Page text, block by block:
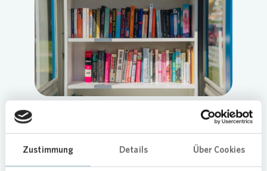
Zustimmung Details Über Cookies
Loading...
Bücher tauschen direkt im Quartier
Das Prinzip ist einfach: Wer ein Buch ausgelesen
oder aussortiert hat, stellt es in die „lesbar“ - und
kann sich dort kostenfrei neue Lektüre